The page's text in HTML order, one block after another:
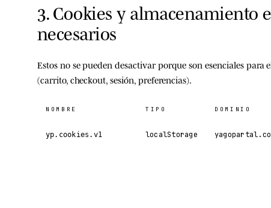
3. Cookies y almacenamiento
necesarios
Estos no se pueden desactivar porque son esenciales
(carrito, checkout, sesión, preferencias).
NOMBRE TIPO DOMINIO
yp.cookies.v1 localStorage